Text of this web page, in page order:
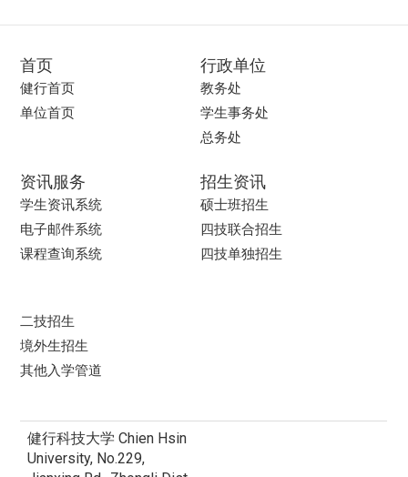
首页
健行首页
单位首页
行政单位
教务处
学生事务处
总务处
资讯服务
学生资讯系统
电子邮件系统
课程查询系统
招生资讯
硕士班招生
四技联合招生
四技单独招生
二技招生
境外生招生
其他入学管道
健行科技大学 Chien Hsin
University, No.229,